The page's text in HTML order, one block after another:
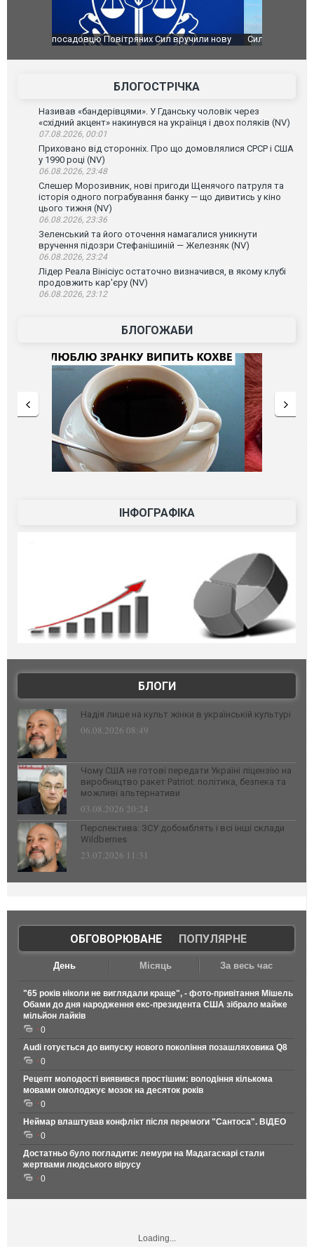
Сили оборони уразили Ярославський НПЗ:
атаку. ВІДЕО
Неймар
БЛОГОСТРІЧКА
Називав «бандерівцями». У Гданську чоловік через
«східний акцент» накинувся на українця і двох поляків (NV)
07.08.2026, 00:01
Приховано від сторонніх. Про що домовлялися СРСР і США
у 1990 році (NV)
06.08.2026, 23:48
Слешер Морозивник, нові пригоди Щенячого патруля та
історія одного пограбування банку — що дивитись у кіно
цього тижня (NV)
06.08.2026, 23:36
Зеленський та його оточення намагалися уникнути
вручення підозри Стефанішиній — Железняк (NV)
06.08.2026, 23:24
Лідер Реала Вінісіус остаточно визначився, в якому клубі
продовжить кар'єру (NV)
06.08.2026, 23:12
БЛОГОЖАБИ
ІНФОГРАФІКА
БЛОГИ
Надія лише на культ жінки в українській культурі
06.08.2026 08:49
Чому США не готові передати Україні ліцензію на
виробництво ракет Patriot: політика, безпека та
можливі альтернативи
03.08.2026 20:24
Перспектива: ЗСУ добомблять і всі інші склади
Wildberries
23.07.2026 11:31
ОБГОВОРЮВАНЕ| ПОПУЛЯРНЕ
День Місяць За весь час
"65 років ніколи не виглядали краще", - фото-привітання Мішель
Обами до дня народження екс-президента США зібрало майже
мільйон лайків
0
Audi готується до випуску нового покоління позашляховика Q8
0
Рецепт молодості виявився простішим: володіння кількома
мовами омолоджує мозок на десяток років
0
Неймар влаштував конфлікт після перемоги "Сантоса". ВІДЕО
0
Достатньо було погладити: лемури на Мадагаскарі стали
жертвами людського вірусу
0
Loading...